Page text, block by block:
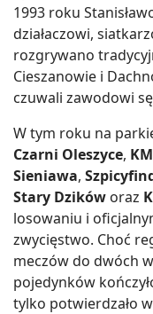
1993 roku
działaczowi,
rozgrywano
Cieszanowie i
czuwali zawodowi
W tym roku na
Czarni Oleszyce,
Sieniawa,
Stary Dzików oraz
losowaniu i
zwycięstwo. Choć
meczów do dwóch
pojedynków
tylko potwierdzało